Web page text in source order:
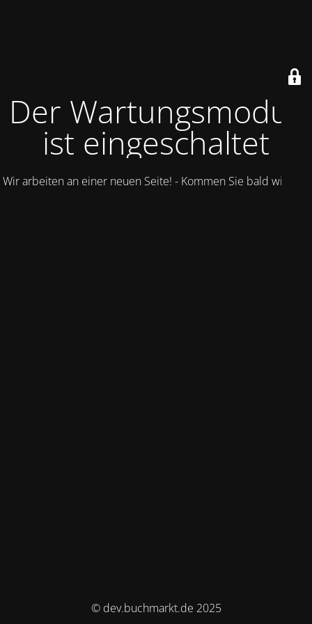
Der Wartungsmodus
ist eingeschaltet
Wir arbeiten an einer neuen Seite! - Kommen Sie bald wieder.
© dev.buchmarkt.de 2025